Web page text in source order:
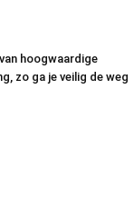
hoogwaardige
zo ga je veilig de weg